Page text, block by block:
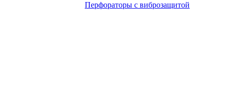
Перфораторы с виброзащитой